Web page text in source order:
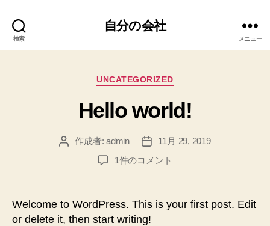
検索
自分の会社
メニュー
カ
ゴ
リ
UNCATEGORIZED
Hello world!
投
作成者:admin
投
稿
11月 29, 2019
Hello
1件のコメント
Welcome to WordPress. This is your first post. Edit
or delete it, then start writing!